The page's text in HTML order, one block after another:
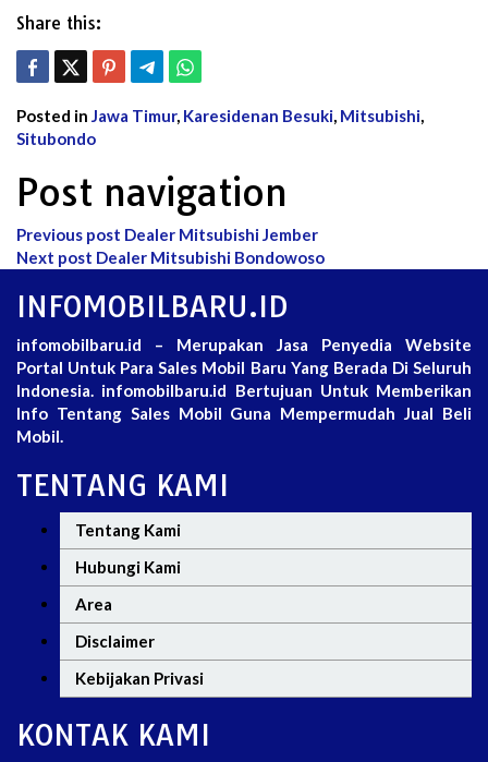
Share this:
Posted in Jawa Timur, Karesidenan Besuki Mitsubishi
Situbondo
Post navigation
Previous post Dealer Mitsubishi Jember
Next post Dealer Mitsubishi Bondowoso
INFOMOBILBARU.ID
infomobilbaru.id – Merupakan Jasa Penyedia Website
Portal Untuk Para Sales Mobil Baru Yang Berada Di Seluruh
Indonesia. infomobilbaru.id Bertujuan Untuk Memberikan
Info Tentang Sales Mobil Guna Mempermudah Jual Beli
Mobil.
TENTANG KAMI
Tentang Kami
Hubungi Kami
Area
Disclaimer
Kebijakan Privasi
KONTAK KAMI